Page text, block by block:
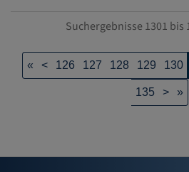
Suchergebnisse 1301 bis
« < 126 127 128 129 130
135 > »